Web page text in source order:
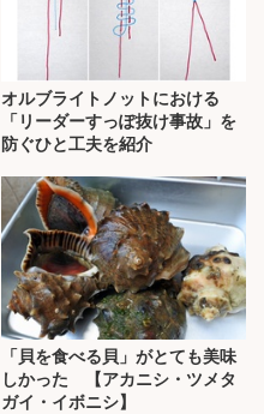
オルブライトノットにおける
「リーダーすっぽ抜け事故」を
防ぐひと工夫を紹介
「貝を食べる貝」がとても美味
しかった 【アカニシ・ツメタ
ガイ・イボニシ】